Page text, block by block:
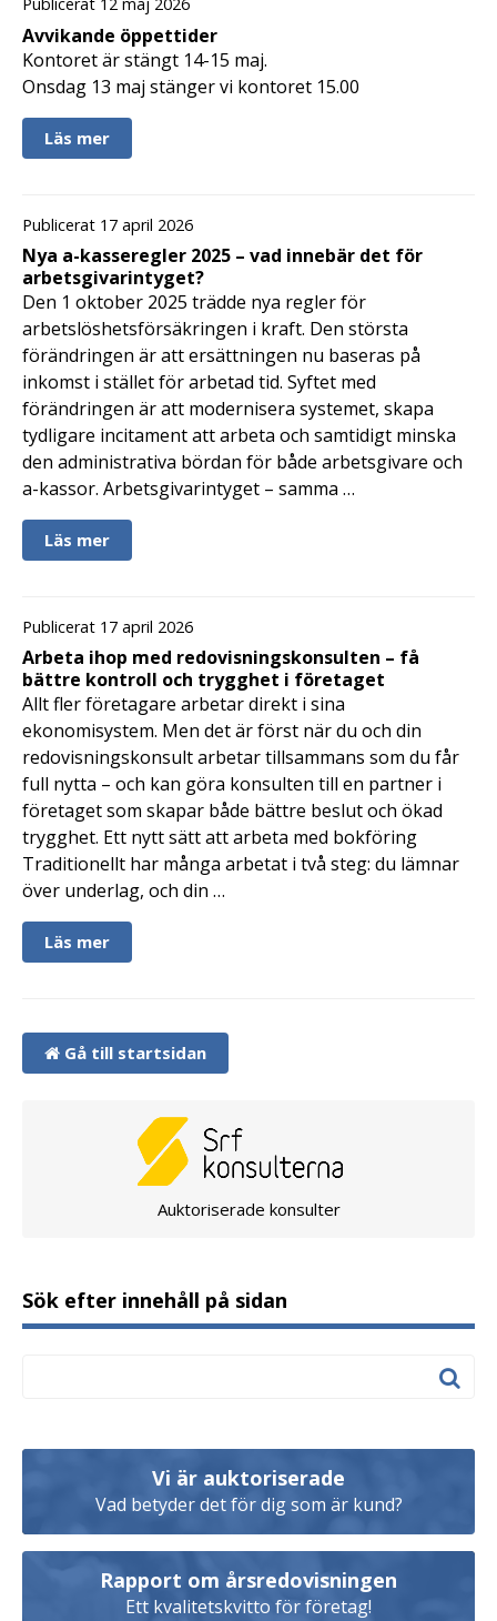
Publicerat 12 maj 2026
Avvikande öppettider
Kontoret är stängt 14-15 maj.
Onsdag 13 maj stänger vi kontoret 15.00
Läs mer
Publicerat 17 april 2026
Nya a-kasseregler 2025 – vad innebär det för
arbetsgivarintyget?
Den 1 oktober 2025 trädde nya regler för
arbetslöshetsförsäkringen i kraft. Den största
förändringen är att ersättningen nu baseras på
inkomst i stället för arbetad tid. Syftet med
förändringen är att modernisera systemet, skapa
tydligare incitament att arbeta och samtidigt minska
den administrativa bördan för både arbetsgivare och
a-kassor. Arbetsgivarintyget – samma …
Läs mer
Publicerat 17 april 2026
Arbeta ihop med redovisningskonsulten – få
bättre kontroll och trygghet i företaget
Allt fler företagare arbetar direkt i sina
ekonomisystem. Men det är först när du och din
redovisningskonsult arbetar tillsammans som du får
full nytta – och kan göra konsulten till en partner i
företaget som skapar både bättre beslut och ökad
trygghet. Ett nytt sätt att arbeta med bokföring
Traditionellt har många arbetat i två steg: du lämnar
över underlag, och din …
Läs mer
Gå till startsidan
Auktoriserade konsulter
Sök efter innehåll på sidan
Vi är auktoriserade
Vad betyder det för dig som är kund?
Rapport om årsredovisningen
Ett kvalitetskvitto för företag!